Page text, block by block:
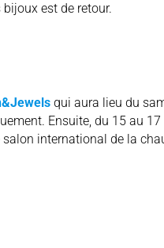
est de retour.
qui aura lieu du
Ensuite, du 15 au
international de la